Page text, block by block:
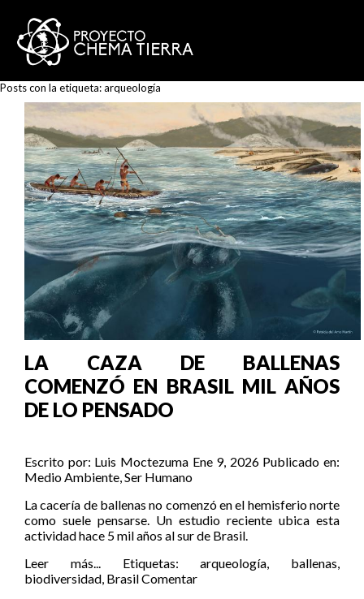
Posts con la etiqueta:arqueología
LA CAZA DE BALLENAS
COMENZÓ EN BRASIL MIL AÑOS
DE LO PENSADO
Escrito por: Luis Moctezuma Ene 9, 2026 Publicado en:
Medio Ambiente,Ser Humano
La cacería de ballenas no comenzó en el hemisferio norte
como suele pensarse. Un estudio reciente ubica esta
actividad hace 5 mil años al sur de Brasil.
Leer más...
Etiquetas:arqueología, ballenas,
biodiversidad, BrasilComentar